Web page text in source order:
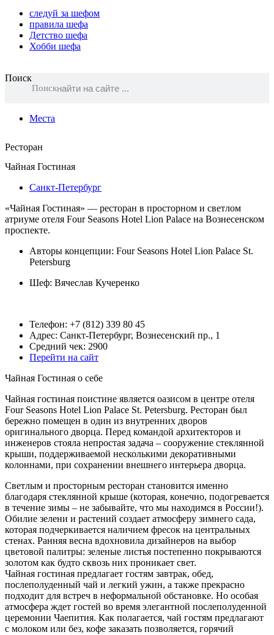
следуй за шефом
правила шефа
Детство шефа
Хобби шефа
Поиск
Поиск
Места
Ресторан
Чайная Гостиная
Санкт-Петербург
«Чайная Гостиная» — ресторан в просторном и светлом
атриуме отеля Four Seasons Hotel Lion Palace на Вознесенском
проспекте.
Авторы концепции: Four Seasons Hotel Lion Palace St.
Petersburg
Шеф: Вячеслав Кучеренко
Телефон: +7 (812) 339 80 45
Адрес: Санкт-Петербург, Вознесенский пр., 1
Средний чек: 2900
Перейти на сайт
Чайная Гостиная о себе
Чайная гостиная поистине является оазисом в центре отеля
Four Seasons Hotel Lion Palace St. Petersburg. Ресторан был
бережно помещен в один из внутренних дворов
оригинального дворца. Перед командой архитекторов и
инженеров стояла непростая задача – сооружение стеклянной
крыши, поддерживаемой несколькими декоративными
колоннами, при сохранении внешнего интерьера дворца.
Светлым и просторным ресторан становится именно
благодаря стеклянной крыше (которая, конечно, подогревается
в течение зимы – не забывайте, что мы находимся в России!).
Обилие зелени и растений создает атмосферу зимнего сада,
которая подчеркивается наличием фресок на центральных
стенах. Ранняя весна вдохновила дизайнеров на выбор
цветовой палитры: зеленые листья постепенно покрываются
золотом как будто сквозь них проникает свет.
Чайная гостиная предлагает гостям завтрак, обед,
послеполуденный чай и легкий ужин, а также прекрасно
подходит для встреч в неформальной обстановке. Но особая
атмосфера ждет гостей во время элегантной послеполуденной
церемонии Чаепития. Как полагается, чай гостям предлагают
с молоком или без, кофе заказать позволяется, горячий